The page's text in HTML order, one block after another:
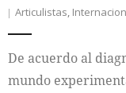
Articulistas,
De acuerdo al
mundo